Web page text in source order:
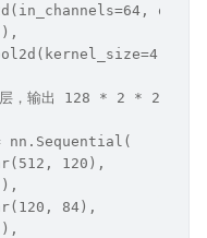
)
，输出 128 * 2 * 2
120),
84),